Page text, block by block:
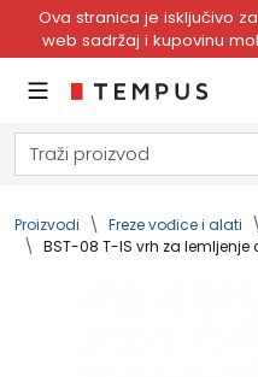
Ova stranica je isključivo
web sadržaj i kupovinu
Proizvodi Freze vođice i alati
BST-08 T-IS vrh za lemljenje